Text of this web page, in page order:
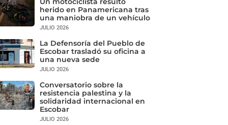
Un motociclista resultó
herido en Panamericana tras
una maniobra de un vehículo
JULIO 2026
La Defensoría del Pueblo de
Escobar trasladó su oficina a
una nueva sede
JULIO 2026
Conversatorio sobre la
resistencia palestina y la
solidaridad internacional en
Escobar
JULIO 2026